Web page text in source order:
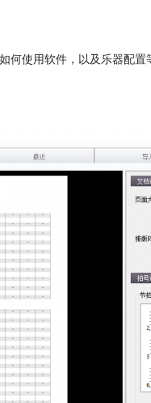
何使用软件，以及乐器配